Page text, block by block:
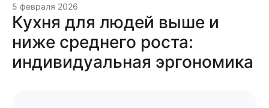
5 февраля 2026
Кухня для людей выше и
ниже среднего роста:
индивидуальная эргономика